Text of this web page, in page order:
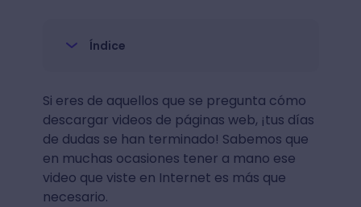
Índice
Si eres de aquellos que se pregunta cómo
descargar videos de páginas web, ¡tus días
de dudas se han terminado! Sabemos que
en muchas ocasiones tener a mano ese
video que viste en Internet es más que
necesario.